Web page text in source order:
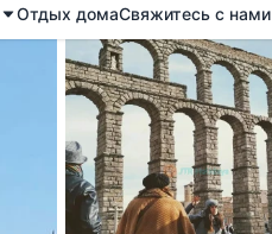
Отдых домаСвяжитесь с нами